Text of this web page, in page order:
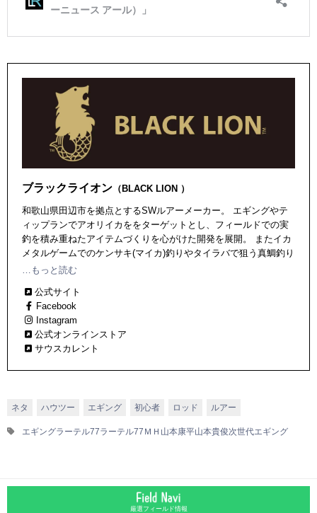
ブラックライオン （BLACK LION ）
和歌山県田辺市を拠点とするSWルアーメーカー。 エギングやテ
ィップランでアオリイカををターゲットとし、フィールドでの実
釣を積み重ねたアイテムづくりを心がけた開発を展開。 またイカ
メタルゲームでのケンサキ(マイカ)釣りやタイラバで狙う真鯛釣り
に関するアイテムなども輩出中！
…もっと読む
公式サイト
Facebook
Instagram
公式オンラインストア
サウスカレント
ネタ ハウツー エギング 初心者 ロッド ルアー
エギングラーテル77ラーテル77ＭＨ 山本康平山本貴俊次世代エギング
厳選フィールド情報